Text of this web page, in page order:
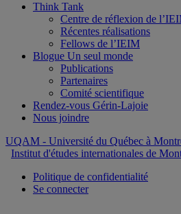
Think Tank
Centre de réflexion de
Récentes réalisations
Fellows de l’IEIM
Blogue Un seul monde
Publications
Partenaires
Comité scientifique
Rendez-vous Gérin-Lajoie
Nous joindre
UQAM - Université du Québec à
Institut d'études internationales de
Politique de confidentialité
Se connecter